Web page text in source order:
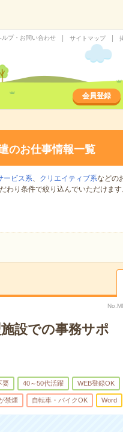
ルプ・お問い合わせ サイトマップ
会員登録
のお仕事情報一覧
ービス系、 クリエイティブ系などの
わり条件で絞り込んでいただけます
設での事務サポ
要 40～50代活躍 WEB登録OK
禁煙 自転車・バイクOK Word